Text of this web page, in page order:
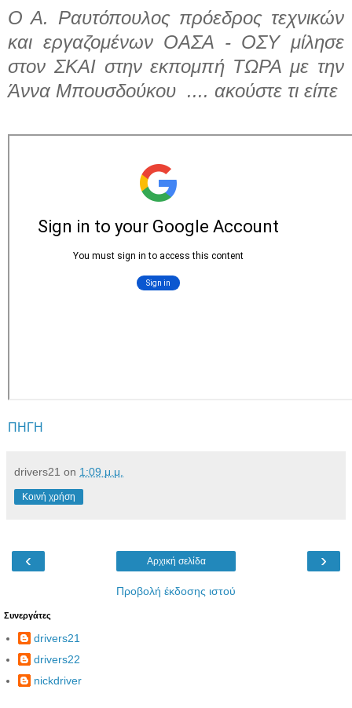
Ο Α. Ραυτόπουλος πρόεδρος τεχνικών
και εργαζομένων ΟΑΣΑ - ΟΣΥ μίλησε
στον ΣΚΑΙ στην εκπομπή ΤΩΡΑ με την
Άννα Μπουσδούκου .... ακούστε τι είπε
ΠΗΓΗ
drivers21 on 1:09 μ.μ.
Κοινή χρήση
‹ ›
Αρχική σελίδα
Προβολή έκδοσης ιστού
Συνεργάτες
drivers21
drivers22
nickdriver